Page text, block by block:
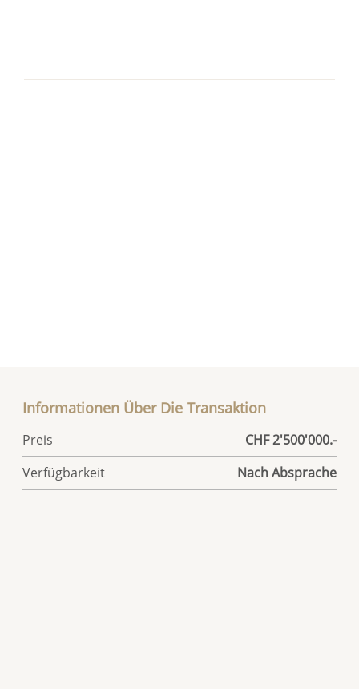
Informationen Über Die Transaktion
Preis
CHF 2'500'000.-
Verfügbarkeit
Nach Absprache